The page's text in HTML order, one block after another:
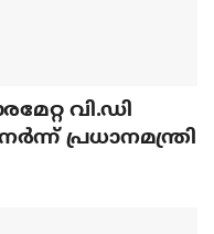
വി.ഡി
പ്രധാനമന്ത്രി